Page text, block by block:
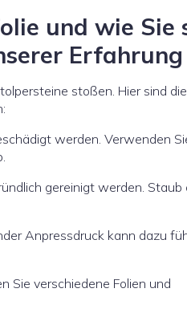
und wie Sie
Erfahrung
stoßen. Hier sind die
werden. Verwenden
gereinigt werden. Staub
Anpressdruck kann dazu
Sie verschiedene Folien und